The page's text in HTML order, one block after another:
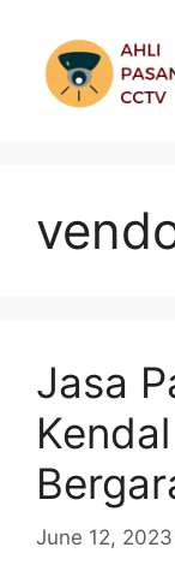
content
Jasa
June 12, 2023